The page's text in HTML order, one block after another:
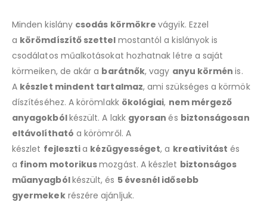
Minden kislány csodás körmökrevágyik. Ezzel
a körömdíszítő szettel mostantól a kislányok is
csodálatos műalkotásokat hozhatnak létre a saját
körmeiken, de akár a barátnők, vagy anyu körménis.
A készlet mindent tartalmaz, ami szükséges a körmök
díszítéséhez. A körömlakk ökológiai, nem mérgező
anyagokbólkészült. A lakk gyorsanés biztonságosan
eltávolítható a körömről. A
készlet fejlesztia kézügyességet, a kreativitást és
a finom motorikusmozgást. A készlet biztonságos
műanyagbólkészült, és 5 évesnél idősebb
gyermekekrészére ajánljuk.